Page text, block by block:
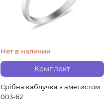
Комплект
Нет в наличии
Срібна каблучка з аметистом
003-62